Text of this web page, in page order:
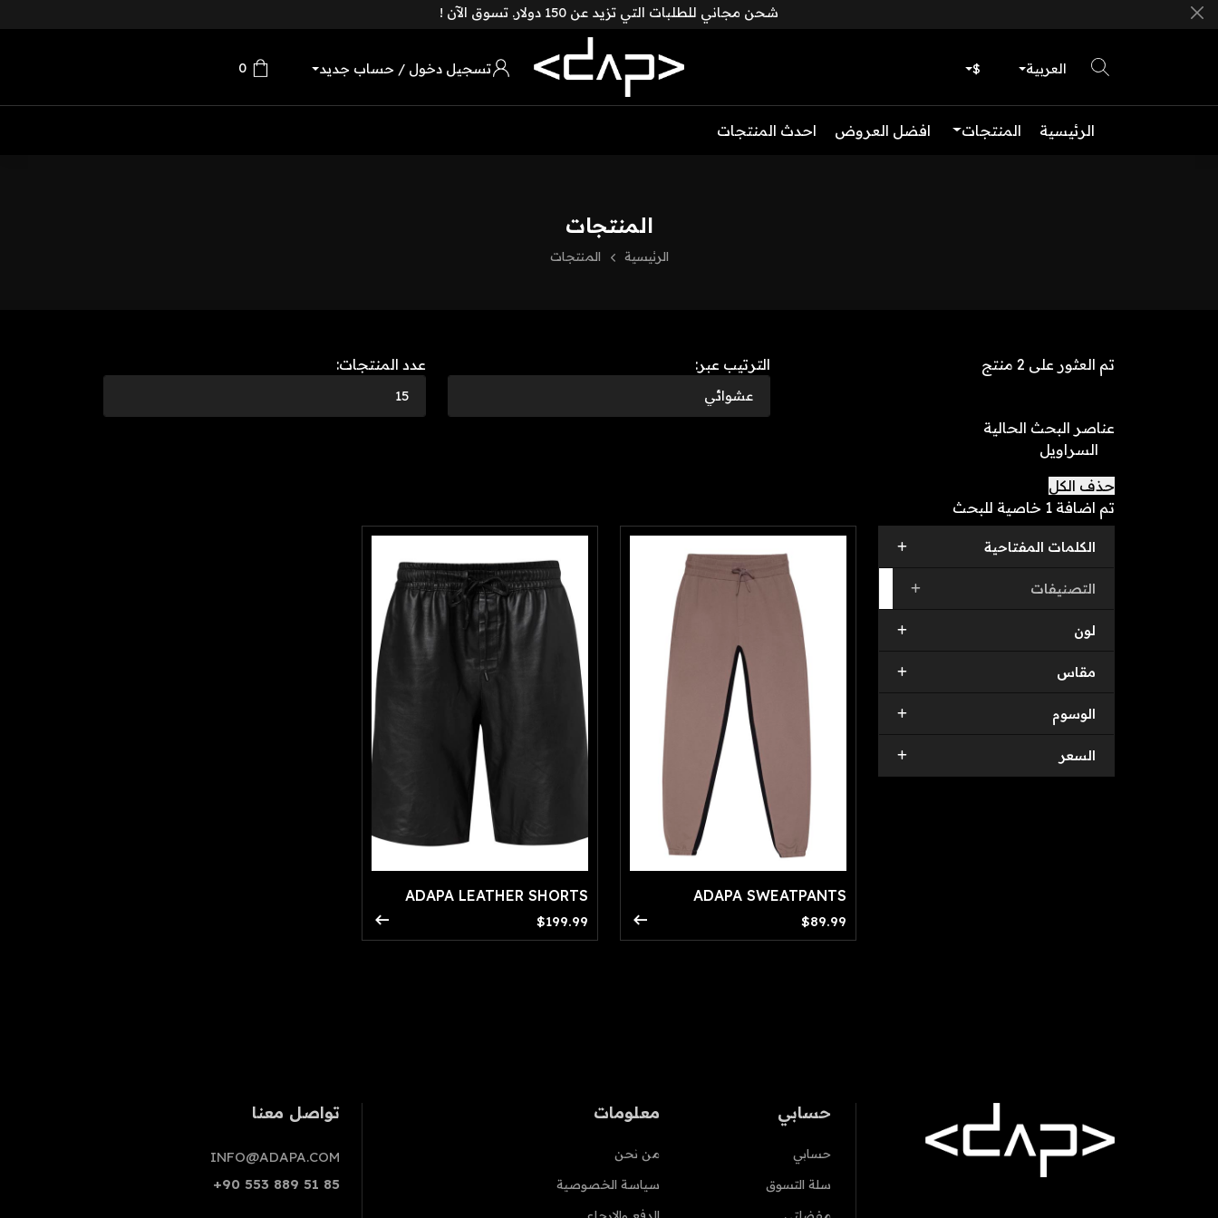
شحن مجاني للطلبات التي تزيد عن 150 دولار. تسوق الآن !
العربية $ تسجيل دخول / حساب جديد 0
الرئيسية المنتجات افضل العروض احدث المنتجات
المنتجات
الرئيسية المنتجات
تم العثور على 2 منتج الترتيب عبر: عدد المنتجات:
عناصر البحث الحالية
السراويل
حذف الكل
تم اضافة 1 خاصية للبحث
الكلمات المفتاحية
التصنيفات
لون
مقاس
الوسوم
السعر
ADAPA SWEATPANTS
$89.99
arrow_right_alt
ADAPA LEATHER SHORTS
$199.99
arrow_right_alt
حسابي
حسابي
سلة التسوق
معلومات
من نحن
سياسة الخصوصية
تواصل معنا
INFO@ADAPA.COM
+90 553 889 51 85